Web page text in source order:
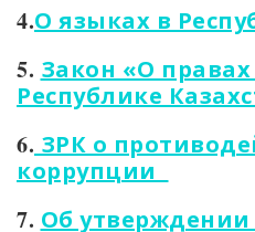
4.О языках в
5. Закон «О
Республике
6. ЗРК о
коррупции
7. Об